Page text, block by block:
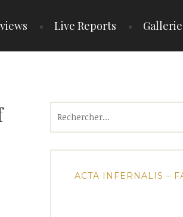
Live Reports
ACTA INFERNALIS –